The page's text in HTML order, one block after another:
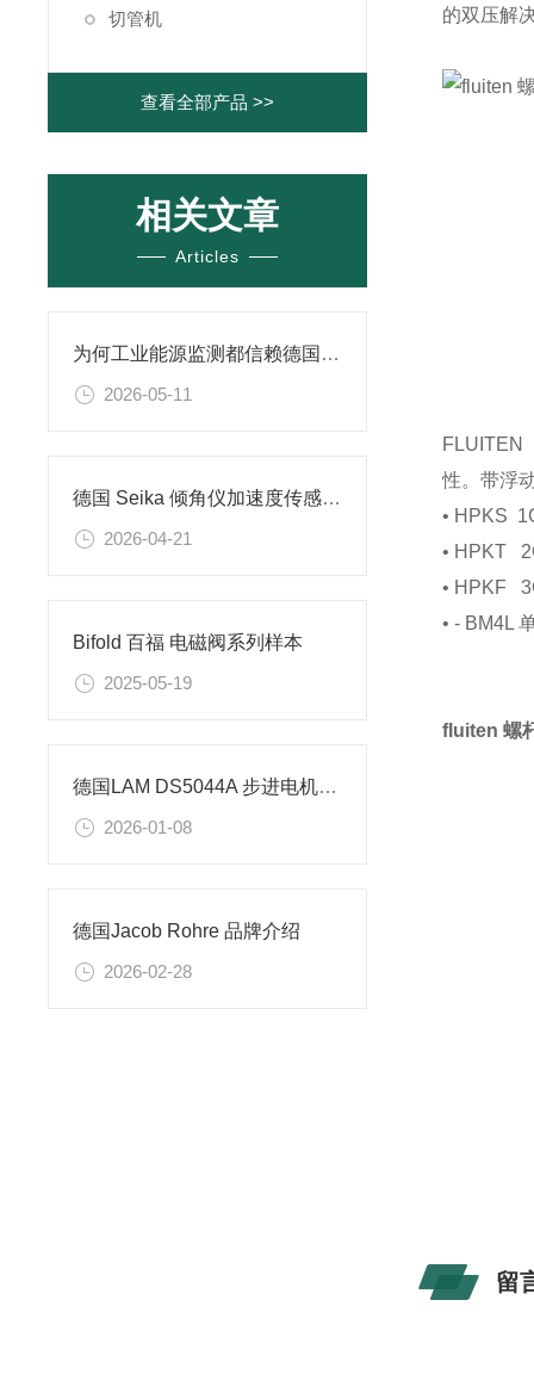
切管机
查看全部产品 >>
相关文章
Articles
为何工业能源监测都信赖德国 Janitza？
2026-05-11
德国 Seika 倾角仪加速度传感器 信号调理模块 NV 系列 进口正品
2026-04-21
Bifold 百福 电磁阀系列样本
2025-05-19
德国LAM DS5044A 步进电机控制器的技术参数
2026-01-08
德国Jacob Rohre 品牌介绍
2026-02-28
的双压解
FLUITEN
性。带浮
• HPKS
• HPKT
• HPKF
• - BM4L
fluiten 螺
留